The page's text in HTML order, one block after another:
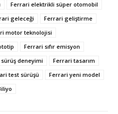
Ferrari elektrikli süper otomobil
geleceği
Ferrari geliştirme
motor teknolojisi
Ferrari sıfır emisyon
deneyimi
Ferrari tasarım
test sürüşü
Ferrari yeni model